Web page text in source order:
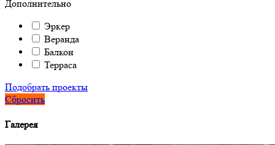
Дополнительно
Эркер
Веранда
Балкон
Терраса
Подобрать проекты
Сбросить
Галерея